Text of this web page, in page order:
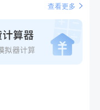
添加蔗糖美式咖啡粉24g*2
查看更多